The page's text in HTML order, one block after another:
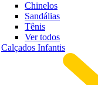
Chinelos
Sandálias
Tênis
Ver todos
Calçados Infantis